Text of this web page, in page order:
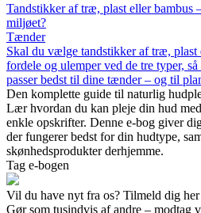
Tandstikker af træ, plast eller bambus
miljøet?
Tænder
Skal du vælge tandstikker af træ, plast
fordele og ulemper ved de tre typer,
passer bedst til dine tænder – og til
Den komplette guide til naturlig
Lær hvordan du kan pleje din hud
enkle opskrifter. Denne e-bog giver
der fungerer bedst for din hudtype,
skønhedsprodukter derhjemme.
Tag e-bogen
Vil du have nyt fra os? Tilmeld dig her
Gør som tusindvis af andre – modtag